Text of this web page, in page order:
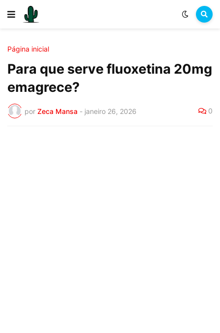
Página inicial
Para que serve fluoxetina 20mg
emagrece?
por Zeca Mansa - janeiro 26, 2026 0